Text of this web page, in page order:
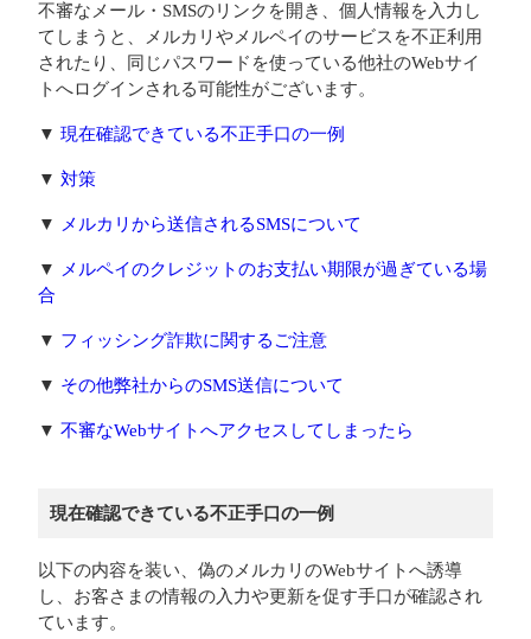
不審なメール・SMSのリンクを開き、個人情報を入力し
てしまうと、メルカリやメルペイのサービスを不正利用
されたり、同じパスワードを使っている他社のWebサイ
トへログインされる可能性がございます。
▼ 現在確認できている不正手口の一例
▼ 対策
▼ メルカリから送信されるSMSについて
▼
メルペイのクレジットのお支払い期限が過ぎている場
合
▼ フィッシング詐欺に関するご注意
▼ その他弊社からのSMS送信について
▼ 不審なWebサイトへアクセスしてしまったら
現在確認できている不正手口の一例
以下の内容を装い、偽のメルカリのWebサイトへ誘導
し、お客さまの情報の入力や更新を促す手口が確認され
ています。